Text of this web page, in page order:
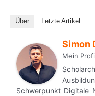
Über Letzte Artikel
Simon
Mein
Schwerpunkt Digitale